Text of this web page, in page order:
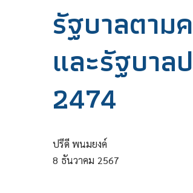
รัฐบาลตาม
และรัฐบาล
2474
ปรีดี พนมยงค์
8 ธันวาคม 2567